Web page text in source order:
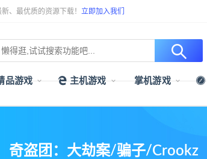
、最优质的资源下载！ 立即加入我们
品游戏 主机游戏 掌机游戏
奇盗团：大劫案/骗子/Crookz